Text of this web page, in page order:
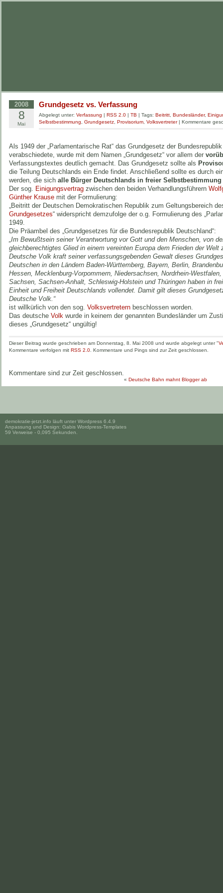
2008
8
Mai
Grundgesetz vs. Verfassung
Abgelegt unter: Verfassung | RSS 2.0 | TB | Tags: Beitritt Bundesländer,
Selbstbestimmung
Grundgesetz Provisorium Volksvertreter| Kommentare
Als 1949 der „Parlamentarische Rat“ das Grundgesetz der
verabschiedete, wurde mit dem Namen „Grundgesetz“ vor allem der
Verfassungstextes deutlich gemacht. Das Grundgesetz sollte als
die Teilung Deutschlands ein Ende findet. Anschließend sollte es durch
werden, die sich alle Bürger Deutschlands in freier Selbstbestimmung
Der sog. Einigungsvertrag zwischen den beiden Verhandlungsführern
Günther Krause mit der Formulierung:
„Beitritt der Deutschen Demokratischen Republik zum Geltungsbereich
Grundgesetzes“ widerspricht demzufolge der o.g. Formulierung des
1949.
Die Präambel des „Grundgesetzes für die Bundesrepublik Deutschland“:
„Im Bewußtsein seiner Verantwortung vor Gott und den Menschen, von
gleichberechtigtes Glied in einem vereinten Europa dem Frieden der Welt
Deutsche Volk kraft seiner verfassungsgebenden Gewalt dieses
Deutschen in den Ländern Baden-Württemberg, Bayern, Berlin,
Hessen, Mecklenburg-Vorpommern, Niedersachsen, Nordrhein-
Sachsen, Sachsen-Anhalt, Schleswig-Holstein und Thüringen haben in
Einheit und Freiheit Deutschlands vollendet. Damit gilt dieses
Deutsche Volk.“
ist willkürlich von den sog. Volksvertretern beschlossen worden.
Das deutsche Volk wurde in keinem der genannten Bundesländer um
dieses „Grundgesetz“ ungültig!
Dieser Beitrag wurde geschrieben am Donnerstag, 8. Mai 2008 und wurde abgelegt unter "
Kommentare verfolgen mit RSS 2.0 . Kommentare und Pings sind zur Zeit geschlossen.
Kommentare sind zur Zeit geschlossen.
« Deutsche Bahn mahnt Blogger ab
demokratie-jetzt.info läuft unter Wordpress 6.4.9
Anpassung und Design: Gabis Wordpress-Templates
59 Verweise - 0,095 Sekunden.